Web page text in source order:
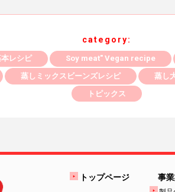
category:
レシピ Soy meat" Vegan recipe
蒸しミックスビーンズレシピ 蒸し
トピックス
トップページ 事業